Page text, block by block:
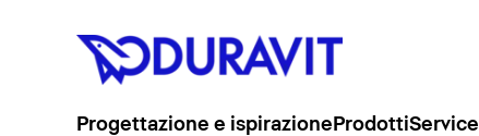
Progettazione e ispirazione ProdottiService